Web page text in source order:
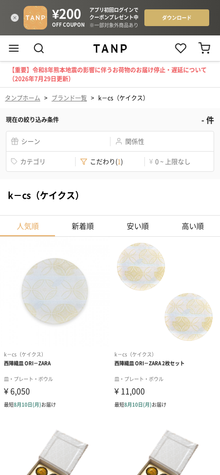
【重要】令和8年熊本地震の影響に伴うお荷物のお届け停止・遅延について
（2026年7月29日更新）
タンプホーム > ブランド一覧 > k－cs（ケイクス）
現在の絞り込み条件 -件
シーン 関係性
カテゴリ こだわり(1) ¥ 0 ~ 上限なし
k－cs（ケイクス）
人気順 新着順 安い順 高い順